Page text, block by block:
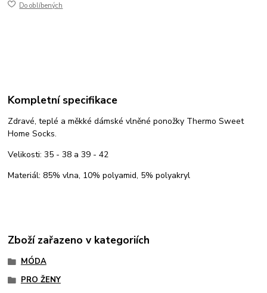
Do oblíbených
Kompletní specifikace
Zdravé, teplé a měkké dámské vlněné ponožky Thermo Sweet
Home Socks.
Velikosti: 35 - 38 a 39 - 42
Materiál: 85% vlna, 10% polyamid, 5% polyakryl
Zboží zařazeno v kategoriích
MÓDA
PRO ŽENY